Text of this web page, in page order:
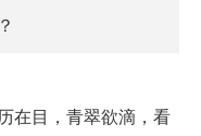
在目，青翠欲滴，看